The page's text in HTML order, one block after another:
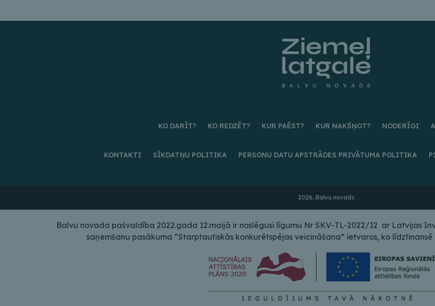
KO DARĪT? KO REDZĒT? KUR PAĒST? KUR NAKŠŅOT? NODERĪGI
KONTAKTI SĪKDATŅU POLITIKA PERSONU DATU APSTRĀDES PRIVĀTUMA POLITIKA
2026, Balvu novads
Balvu novada pašvaldība 2022.gada 12.maijā ir noslēgusi līgumu Nr SKV-TL-2022/12 ar Latvijas
saņemšanu pasākuma “Starptautiskās konkurētspējas veicināšana” ietvaros, ko